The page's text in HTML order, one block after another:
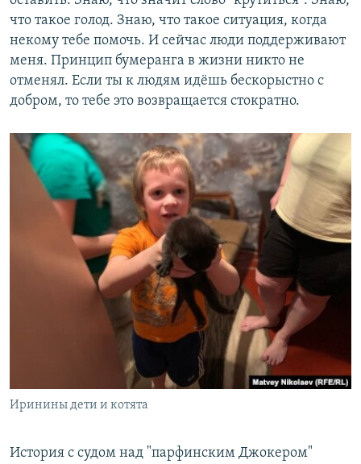
что такое голод. Знаю, что такое ситуация, когда
некому тебе помочь. И сейчас люди поддерживают
меня. Принцип бумеранга в жизни никто не
отменял. Если ты к людям идёшь бескорыстно с
добром, то тебе это возвращается стократно.
Иринины дети и котята
История с судом над "парфинским Джокером"